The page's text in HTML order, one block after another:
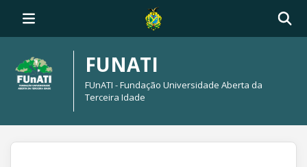
FUNATI
FUnATI - Fundação Universidade Aberta da
Terceira Idade